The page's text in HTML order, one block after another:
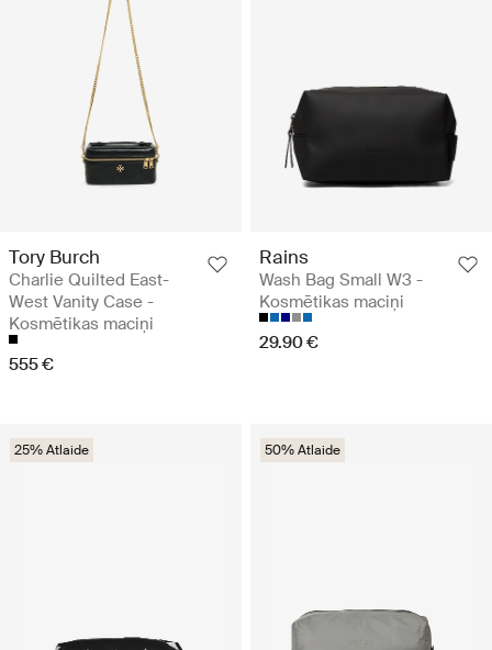
Tory Burch
Charlie Quilted East-
West Vanity Case -
Kosmētikas maciņi
555 €
Rains
Wash Bag Small W3 -
Kosmētikas maciņi
29.90 €
25% Atlaide 50% Atlaide